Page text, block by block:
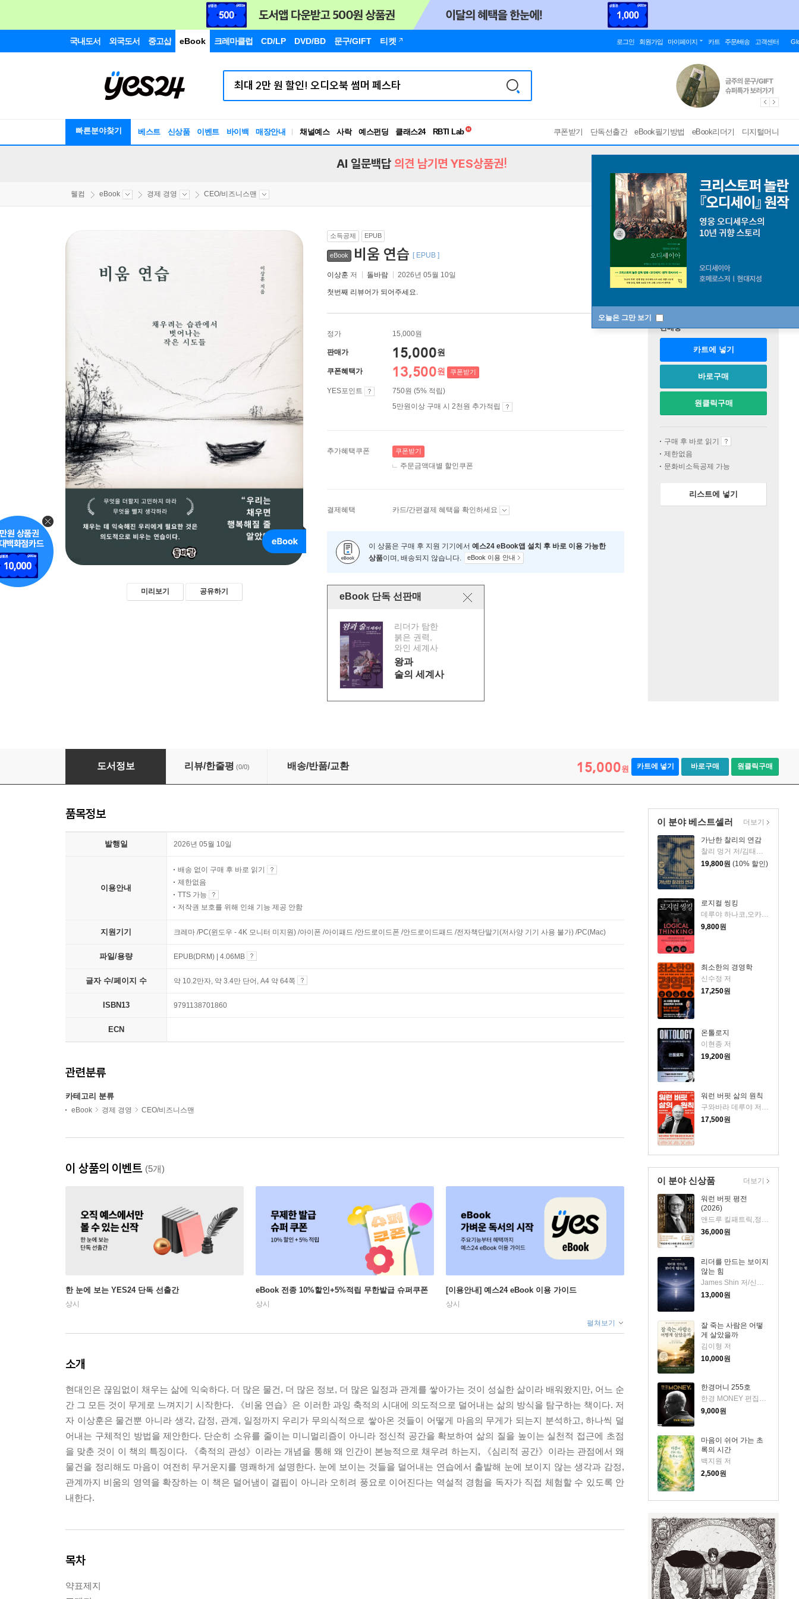
국내도서 외국도서 중고샵 eBook 크레마클럽 CD/LP DVD/BD 문구/GIFT 티켓 로그인 회원가입 마이페이지 카트 주문/배송 고객센터
빠른분야찾기 베스트 신상품 이벤트 바이백 매장안내 채널예스 사락 예스펀딩 클래스24
독서유형검사
쿠폰받기 단독선출간 eBook필기방법 eBook리더기 디지털머니
오늘은 그만 보기
AI 일문백답 의견 남기면 YES상품권!
웰컴 eBook 경제 경영 CEO/비즈니스맨
미리보기 공유하기
소득공제 EPUB
eBook 비움 연습 [ EPUB ]
이상훈 저 돌바람 2026년 05월 10일
첫번째 리뷰어가 되어주세요.
정가 15,000원
판매가 15,000원
쿠폰혜택가 13,500원 쿠폰받기
YES포인트
750원 (5% 적립)
5만원이상 구매 시 2천원 추가적립
추가혜택쿠폰 쿠폰받기
주문금액대별 할인쿠폰
결제혜택 카드/간편결제 혜택을 확인하세요
이 상품은 구매 후 지원 기기에서 예스24 eBook앱 설치 후 바로 이용 가능한
상품이며, 배송되지 않습니다. eBook 이용 안내
eBook 단독 선판매
리더가 탐한
붉은 권력,
와인 세계사
왕과
술의 세계사
판매중
카트에 넣기
바로구매
원클릭구매
구매 후 바로 읽기
제한없음
문화비소득공제 가능
리스트에 넣기
비움 연습
도서정보 리뷰/한줄평 (0/0) 배송/반품/교환 15,000원 카트에 넣기 바로구매 원클릭구매
이 분야 베스트셀러
가난한 찰리의 연감
찰리 멍거 저/김태훈 역
19,800원 (10% 할인)
로지컬 씽킹
데루야 하나코,오카다 게이코 공저/김윤경 역/현창혁 감수
9,800원
최소한의 경영학
신수정 저
17,250원
온톨로지
이현종 저
19,200원
워런 버핏 삶의 원칙
구와바라 데루야 저/지소연 역
17,500원
더보기
이 분야 신상품
워런 버핏 평전
(2026)
앤드루 킬패트릭,정주용 저/안진환,김기준 역
36,000원
리더를 만드는 보이지
않는 힘
James Shin 저/신재훈 역
13,000원
잘 죽는 사람은 어떻
게 살았을까
김이형 저
10,000원
한경머니 255호
9,000원
마음이 쉬어 가는 초
록의 시간
백지원 저
2,500원
더보기
품목정보
발행일 2026년 05월 10일
이용안내
배송 없이 구매 후 바로 읽기
제한없음
TTS 가능
저작권 보호를 위해 인쇄 기능 제공 안함
지원기기 크레마 /PC(윈도우 - 4K 모니터 미지원) /아이폰 /아이패드 /안드로이드폰 /안드로이드패드 /전자책단말기(저사양 기기 사용 불가) /PC(Mac)
파일/용량 EPUB(DRM) | 4.06MB
글자 수/페이지 수 약 10.2만자, 약 3.4만 단어, A4 약 64쪽
ISBN13 9791138701860
ECN
관련분류
카테고리 분류
eBook 경제 경영 CEO/비즈니스맨
이 상품의 이벤트 (5개)
한 눈에 보는 YES24 단독 선출간
상시
eBook 전종 10%할인+5%적립 무한발급 슈퍼쿠폰
상시
[이용안내] 예스24 eBook 이용 가이드
상시
펼쳐보기
소개
현대인은 끊임없이 채우는 삶에 익숙하다. 더 많은 물건, 더 많은 정보, 더 많은 일정과 관계를 쌓아가는 것이 성실한 삶이라 배워왔지만, 어느 순
간 그 모든 것이 무게로 느껴지기 시작한다. 《비움 연습》은 이러한 과잉 축적의 시대에 의도적으로 덜어내는 삶의 방식을 탐구하는 책이다. 저
자 이상훈은 물건뿐 아니라 생각, 감정, 관계, 일정까지 우리가 무의식적으로 쌓아온 것들이 어떻게 마음의 무게가 되는지 분석하고, 하나씩 덜
어내는 구체적인 방법을 제안한다. 단순히 소유를 줄이는 미니멀리즘이 아니라 정신적 공간을 확보하여 삶의 질을 높이는 실천적 접근에 초점
을 맞춘 것이 이 책의 특징이다. 《축적의 관성》이라는 개념을 통해 왜 인간이 본능적으로 채우려 하는지, 《심리적 공간》이라는 관점에서 왜
물건을 정리해도 마음이 여전히 무거운지를 명쾌하게 설명한다. 눈에 보이는 것들을 덜어내는 연습에서 출발해 눈에 보이지 않는 생각과 감정,
관계까지 비움의 영역을 확장하는 이 책은 덜어냄이 결핍이 아니라 오히려 풍요로 이어진다는 역설적 경험을 독자가 직접 체험할 수 있도록 안
내한다.
목차
약표제지